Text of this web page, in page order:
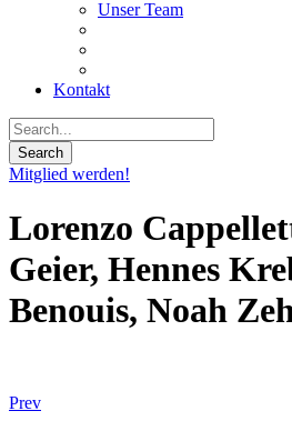
Unser Team
Kontakt
Mitglied werden!
Lorenzo
Geier, Hennes
Benouis, Noah
Prev